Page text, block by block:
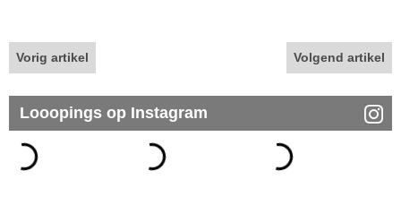
Vorig artikel Volgend artikel
Looopings op Instagram